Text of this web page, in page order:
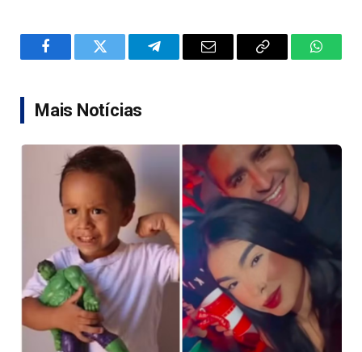
FacebookTwitter TelegramEmail
Copy
Mais Notícias